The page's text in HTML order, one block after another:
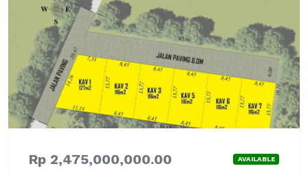
Rp 2,475,000,000.00 AVAILABLE